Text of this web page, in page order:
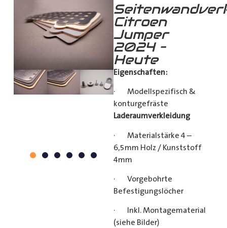
Citroen
Jumper
2024 –
Heute
Eigenschaften:
· Modellspezifisch &
konturgefräste
Laderaumverkleidung
· Materialstärke 4 –
6,5mm Holz / Kunststoff
4mm
· Vorgebohrte
Befestigungslöcher
· Inkl. Montagematerial
(siehe Bilder)